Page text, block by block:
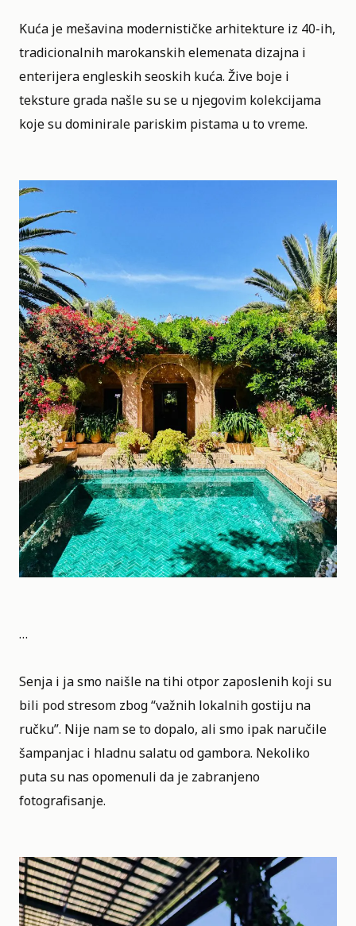
Kuća je mešavina modernističke arhitekture iz 40-ih,
tradicionalnih marokanskih elemenata dizajna i
enterijera engleskih seoskih kuća. Žive boje i
teksture grada našle su se u njegovim kolekcijama
koje su dominirale pariskim pistama u to vreme.
…
Senja i ja smo naišle na tihi otpor zaposlenih koji su
bili pod stresom zbog “važnih lokalnih gostiju na
ručku”. Nije nam se to dopalo, ali smo ipak naručile
šampanjac i hladnu salatu od gambora. Nekoliko
puta su nas opomenuli da je zabranjeno
fotografisanje.